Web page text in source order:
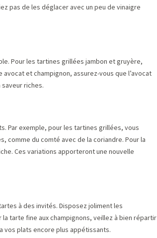
pas de les déglacer avec un peu de vinaigre
Pour les tartines grillées jambon et gruyère,
et champignon, assurez-vous que l’avocat
riches.
Par exemple, pour les tartines grillées, vous
comme du comté avec de la coriandre. Pour la
Ces variations apporteront une nouvelle
à des invités. Disposez joliment les
tarte fine aux champignons, veillez à bien répartir
vos plats encore plus appétissants.